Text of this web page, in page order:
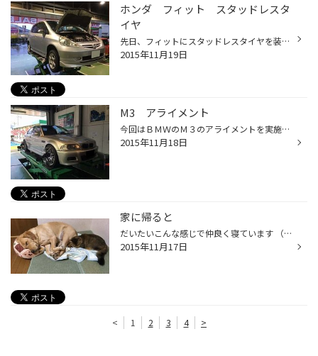
ホンダ フィット スタッドレスタ
イヤ
先日、フィットにスタッドレスタイヤを装着しました。 毎日通勤で峠越えをされるそうで、 早めに準備しておきたいとの事でした。 つけたのは、ブリザック VRX！！ 雪や氷の上での性能はモチロンですが、 アスファルトの上でもいいんです！ ナニがいいって、ものすごく静か！！！ スタッドレスって...
2015年11月19日
M3 アライメント
今回はＢＭＷのＭ３のアライメントを実施しました。 個人的に好きな車の１台です。 足回り交換後の調整なのでずれていて当然ですが、フロントのトーイン角が左右共 にずれていたのと、リアのキャンバー角、トーイン角共にずれていました。 特別なオーダーはなかったので、全て基準値で合わせました。
2015年11月18日
家に帰ると
だいたいこんな感じで仲良く寝ています （出迎えてくれよ・・・） 疲れて帰っても、癒されます♪ ちなみに犬の方はダイエット中です。 体重40キロ以上あります￥・・・
2015年11月17日
< 1 2 3 4 >